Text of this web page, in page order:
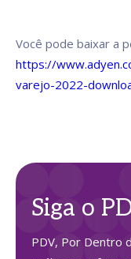
Você pode baixar a
https://
varejo-2022-
Siga o
PDV, Por Dentro